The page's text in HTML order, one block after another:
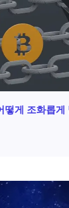
떻게 조화롭게